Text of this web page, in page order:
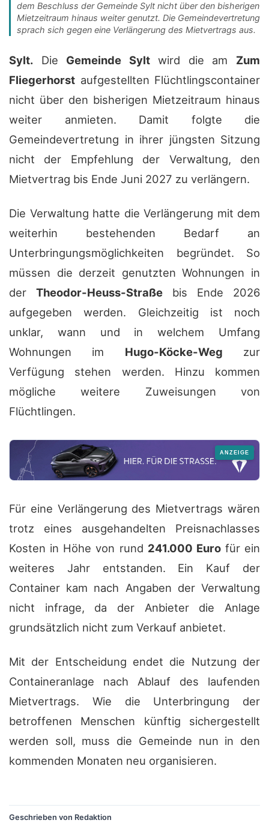
dem Beschluss der Gemeinde Sylt nicht über den bisherigen
Mietzeitraum hinaus weiter genutzt. Die Gemeindevertretung
sprach sich gegen eine Verlängerung des Mietvertrags aus.
Sylt. Die Gemeinde Syltwird die am Zum
Fliegerhorst aufgestellten Flüchtlingscontainer
nicht über den bisherigen Mietzeitraum hinaus
weiter anmieten. Damit folgte die
Gemeindevertretung in ihrer jüngsten Sitzung
nicht der Empfehlung der Verwaltung, den
Mietvertrag bis Ende Juni 2027 zu verlängern.
Die Verwaltung hatte die Verlängerung mit dem
weiterhin bestehenden Bedarf an
Unterbringungsmöglichkeiten begründet. So
müssen die derzeit genutzten Wohnungen in
der Theodor-Heuss-Straße bis Ende 2026
aufgegeben werden. Gleichzeitig ist noch
unklar, wann und in welchem Umfang
Wohnungen im Hugo-Köcke-Weg zur
Verfügung stehen werden. Hinzu kommen
mögliche weitere Zuweisungen von
Flüchtlingen.
Für eine Verlängerung des Mietvertrags wären
trotz eines ausgehandelten Preisnachlasses
Kosten in Höhe von rund 241.000 Eurofür ein
weiteres Jahr entstanden. Ein Kauf der
Container kam nach Angaben der Verwaltung
nicht infrage, da der Anbieter die Anlage
grundsätzlich nicht zum Verkauf anbietet.
Mit der Entscheidung endet die Nutzung der
Containeranlage nach Ablauf des laufenden
Mietvertrags. Wie die Unterbringung der
betroffenen Menschen künftig sichergestellt
werden soll, muss die Gemeinde nun in den
kommenden Monaten neu organisieren.
?
Geschrieben von Redaktion